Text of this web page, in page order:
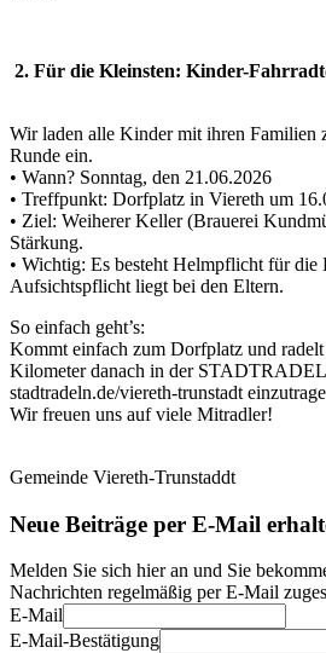
2. Für die Kleinsten: Kinder-
Wir laden alle Kinder mit ihren Familien
Runde ein.
• Wann? Sonntag, den 21.06.2026
• Treffpunkt: Dorfplatz in Viereth um
• Ziel: Weiherer Keller (Brauerei
Stärkung.
• Wichtig: Es besteht Helmpflicht für die
Aufsichtspflicht liegt bei den Eltern.
So einfach geht’s:
Kommt einfach zum Dorfplatz und
Kilometer danach in der
stadtradeln.de/viereth-trunstadt
Wir freuen uns auf viele Mitradler!
Gemeinde Viereth-Trunstaddt
Neue Beiträge per E-Mail
Melden Sie sich hier an und Sie
Nachrichten regelmäßig per E-Mail
E-Mail
E-Mail-Bestätigung